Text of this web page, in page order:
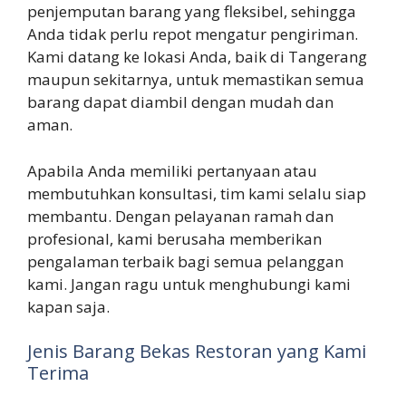
penjemputan barang yang fleksibel, sehingga
Anda tidak perlu repot mengatur pengiriman.
Kami datang ke lokasi Anda, baik di Tangerang
maupun sekitarnya, untuk memastikan semua
barang dapat diambil dengan mudah dan
aman.
Apabila Anda memiliki pertanyaan atau
membutuhkan konsultasi, tim kami selalu siap
membantu. Dengan pelayanan ramah dan
profesional, kami berusaha memberikan
pengalaman terbaik bagi semua pelanggan
kami. Jangan ragu untuk menghubungi kami
kapan saja.
Jenis Barang Bekas Restoran yang Kami
Terima